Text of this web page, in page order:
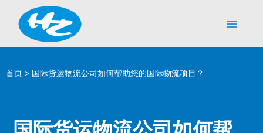
首页 > 国际货运物流公司如何帮助您的国际物流项目？